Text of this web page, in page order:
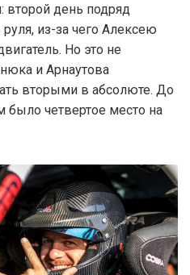
день подряд
руля, из-за чего Алексею
Но это не
и Арнаутова
вторыми в абсолюте. До
было четвертое место на